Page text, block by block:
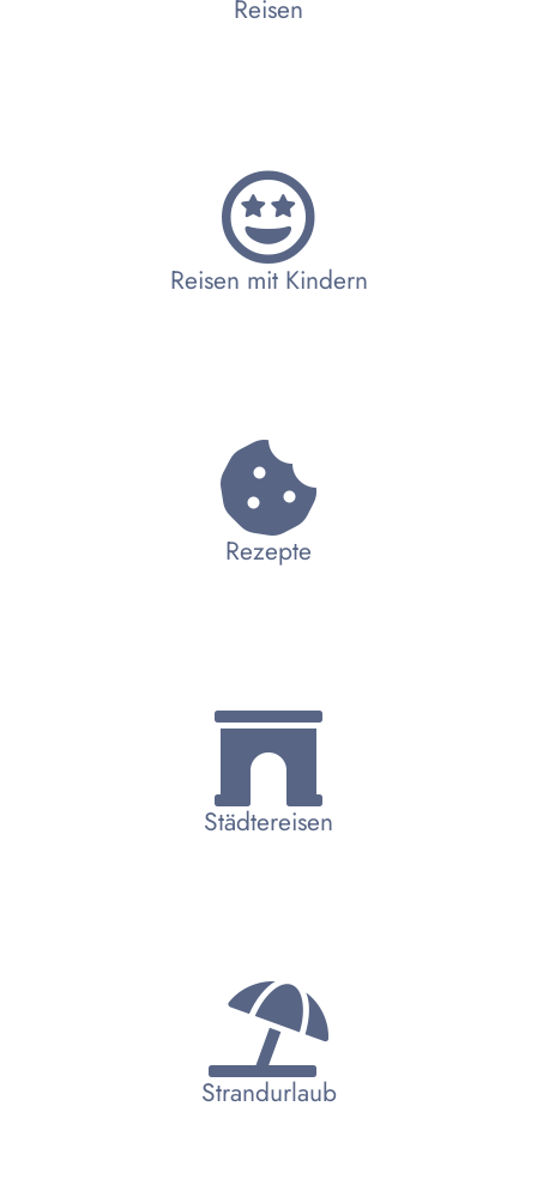
Reisen
Reisen mit Kindern
Rezepte
Städtereisen
Strandurlaub